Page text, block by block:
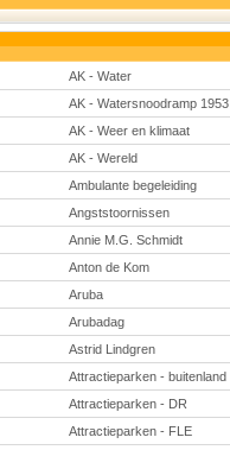
AK - Water
AK - Watersnoodramp 1953
AK - Weer en klimaat
AK - Wereld
Ambulante begeleiding
Angststoornissen
Annie M.G. Schmidt
Anton de Kom
Aruba
Arubadag
Astrid Lindgren
Attractieparken - buitenland
Attractieparken - DR
Attractieparken - FLE